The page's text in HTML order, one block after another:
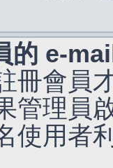
的 e-
冊會員
管理員
使用者